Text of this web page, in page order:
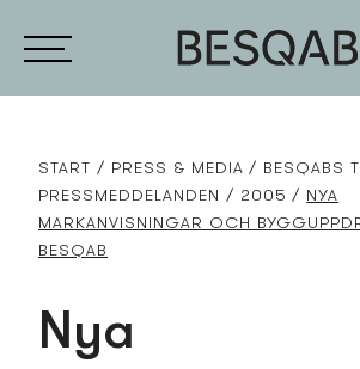
START PRESS­ & MEDIA
BESQABS
PRESS­MEDDELANDEN
2005
NYA
MARKANVISNINGAR OCH
BESQAB
Nya